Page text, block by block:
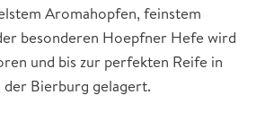
Aromahopfen, feinstem
besonderen Hoepfner Hefe wird
und bis zur perfekten Reife in
der Bierburg gelagert.